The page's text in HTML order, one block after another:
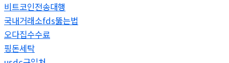
비트코인전송대행
국내거래소fds뚫는법
오다집수수료
핑돈세탁